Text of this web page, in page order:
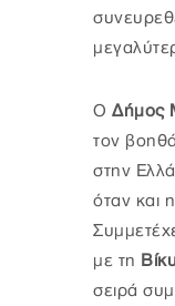
Ο Δήμος
τον
στην
όταν και
με τη
σειρά